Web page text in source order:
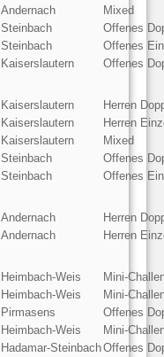
Andernach
Mixed
Steinbach
Offenes
Steinbach
Offenes
Kaiserslautern Offenes
Kaiserslautern
Herren
Kaiserslautern
Herren
Kaiserslautern
Mixed
Steinbach
Offenes
Steinbach Offenes
Andernach
Herren
Andernach Herren
Heimbach-Weis
Mini-
Heimbach-Weis
Mini-
Pirmasens
Offenes
Heimbach-Weis
Mini-
Hadamar-SteinbachOffenes